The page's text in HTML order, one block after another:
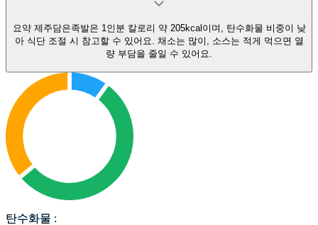
요약 제주담은족발은 1인분 칼로리 약 205kcal이며, 탄수화물 비중이 낮
아 식단 조절 시 참고할 수 있어요. 채소는 많이, 소스는 적게 먹으면 열
량 부담을 줄일 수 있어요.
탄수화물
탄수화물 :